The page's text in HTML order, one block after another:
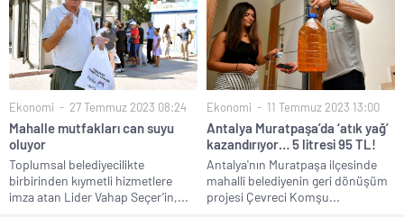
Ekonomi 27 Temmuz 2023 08:24
Mahalle mutfakları can suyu
oluyor
Toplumsal belediyecilikte
birbirinden kıymetli hizmetlere
imza atan Lider Vahap Seçer’in,...
Ekonomi 11 Temmuz 2023 13:00
Antalya Muratpaşa’da ‘atık yağ’
kazandırıyor… 5 litresi 95 TL!
Antalya'nın Muratpaşa ilçesinde
mahallî belediyenin geri dönüşüm
projesi Çevreci Komşu...